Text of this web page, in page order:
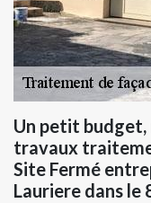
Un petit budget,
travaux
Site Fermé
Lauriere dans le